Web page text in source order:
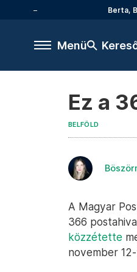
Berta,
Menü
Ez a
BELFÖLD
A Magyar
366
közzétette
november